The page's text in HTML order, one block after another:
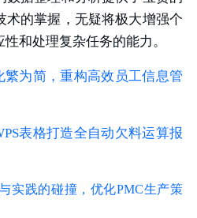
术的掌握，无疑将极大增强个
和处理复杂任务的能力。
繁为简，重构高效员工信息管
表格打造全自动欠料运算报
实践的碰撞，优化PMC生产策